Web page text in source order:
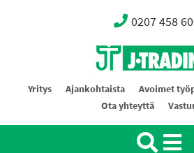
0207 458
Oy J-Trading Ab
Yritys Ajankohtaista Avoimet
Ota yhteyttä